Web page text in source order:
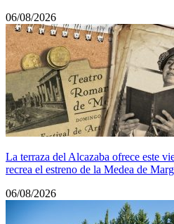
06/08/2026
La terraza del Alcazaba ofrece este
recrea el estreno de la Medea de
06/08/2026